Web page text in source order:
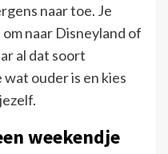
naar toe. Je
naar Disneyland of
al dat soort
ouder is en kies
weekendje